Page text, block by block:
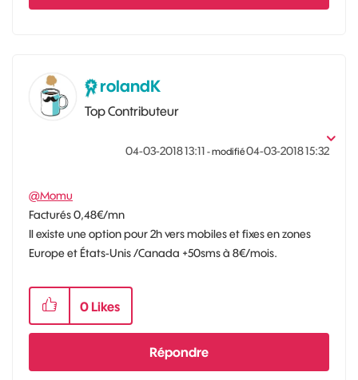
rolandK
Top Contributeur
‎04-03-201813:11 - modifié‎04-03-201815:32
@Momu
Facturés 0,48€/mn
Il existe une option pour 2h vers mobiles et fixes en zones
Europe et États-Unis /Canada +50sms à 8€/mois.
0 Likes
Répondre